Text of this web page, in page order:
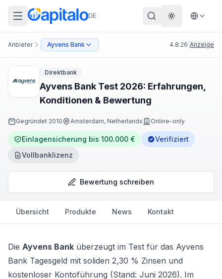
DE Theme
Anbieter Ayvens Bank 4.8.26 Anzeige
Direktbank
Ayvens Bank Test 2026: Erfahrungen,
Konditionen & Bewertung
Gegründet 2010 Amsterdam, Netherlands Online-only
Einlagensicherung bis 100.000 €
Verifiziert
Vollbanklizenz
Bewertung schreiben
Übersicht Produkte News Kontakt
Die Ayvens Bank überzeugt im Test für das Ayvens
Bank Tagesgeld mit soliden 2,30 % Zinsen und
kostenloser Kontoführung (Stand: Juni 2026). Im